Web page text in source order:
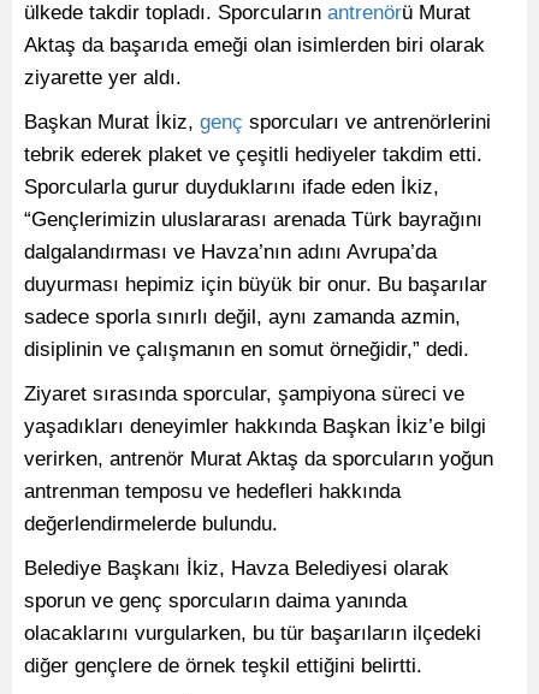
ülkede takdir topladı. Sporcuların antrenörü Murat
Aktaş da başarıda emeği olan isimlerden biri olarak
ziyarette yer aldı.
Başkan Murat İkiz, genç sporcuları ve antrenörlerini
tebrik ederek plaket ve çeşitli hediyeler takdim etti.
Sporcularla gurur duyduklarını ifade eden İkiz,
“Gençlerimizin uluslararası arenada Türk bayrağını
dalgalandırması ve Havza’nın adını Avrupa’da
duyurması hepimiz için büyük bir onur. Bu başarılar
sadece sporla sınırlı değil, aynı zamanda azmin,
disiplinin ve çalışmanın en somut örneğidir,” dedi.
Ziyaret sırasında sporcular, şampiyona süreci ve
yaşadıkları deneyimler hakkında Başkan İkiz’e bilgi
verirken, antrenör Murat Aktaş da sporcuların yoğun
antrenman temposu ve hedefleri hakkında
değerlendirmelerde bulundu.
Belediye Başkanı İkiz, Havza Belediyesi olarak
sporun ve genç sporcuların daima yanında
olacaklarını vurgularken, bu tür başarıların ilçedeki
diğer gençlere de örnek teşkil ettiğini belirtti.